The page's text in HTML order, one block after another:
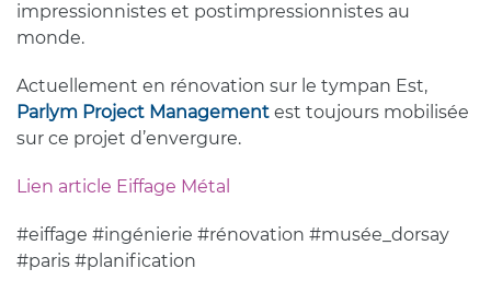
impressionnistes et postimpressionnistes au
monde.
Actuellement en rénovation sur le tympan Est,
Parlym Project Management est toujours mobilisée
sur ce projet d’envergure.
Lien article Eiffage Métal
#eiffage #ingénierie #rénovation #musée_dorsay
#paris #planification